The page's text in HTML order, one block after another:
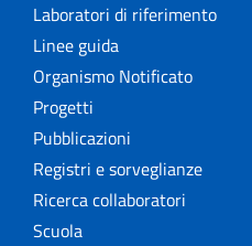
Laboratori di riferimento
Linee guida
Organismo Notificato
Progetti
Pubblicazioni
Registri e sorveglianze
Ricerca collaboratori
Scuola